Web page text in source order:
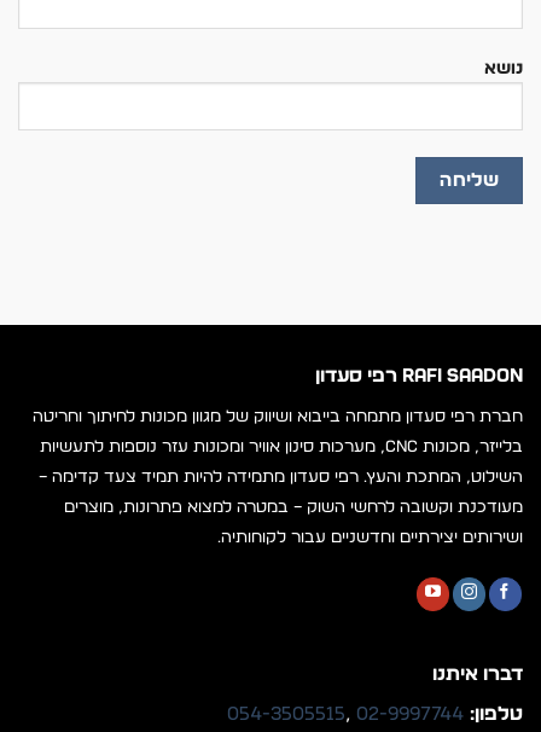
נושא
RAFI SAADON רפי סעדון
חברת רפי סעדון מתמחה בייבוא ושיווק של מגוון מכונות לחיתוך וחריטה
בלייזר, מכונות CNC, מערכות סינון אוויר ומכונות עזר נוספות לתעשיות
השילוט, המתכת והעץ. רפי סעדון מתמידה להיות תמיד צעד קדימה –
מעודכנת וקשובה לרחשי השוק – במטרה למצוא פתרונות, מוצרים
ושירותים יצירתיים וחדשניים עבור לקוחותיה.
דברו איתנו
טלפון: 02-9997744
,
054-3505515